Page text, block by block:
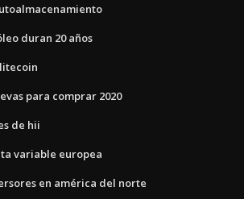
duran 20 años
para comprar 2020
de hii
variable europea
en américa del norte